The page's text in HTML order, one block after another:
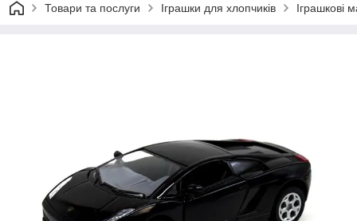
Товари та послуги Іграшки для хлопчиків Іграшкові